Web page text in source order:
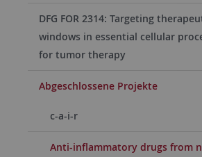
DFG FOR 2314: Targeting
windows in essential cellular
for tumor therapy
Abgeschlossene Projekte
c-a-i-r
Anti-inflammatory drugs from